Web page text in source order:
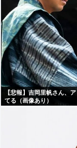
【悲報】吉岡里帆さん、
てる（画像あり）